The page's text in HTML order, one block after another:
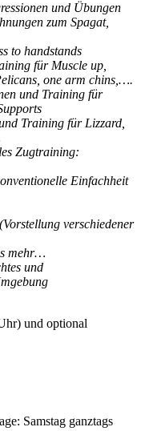
und Übungen
zum Spagat,
to handstands
für Muscle up,
one arm chins,….
und Training für
Training für Lizzard,
Zugtraining:
Einfachheit
verschiedener
mehr…
und
und optional
Samstag ganztags